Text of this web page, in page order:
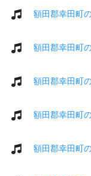
額田郡幸田町
額田郡幸田町
額田郡幸田町
額田郡幸田町
額田郡幸田町